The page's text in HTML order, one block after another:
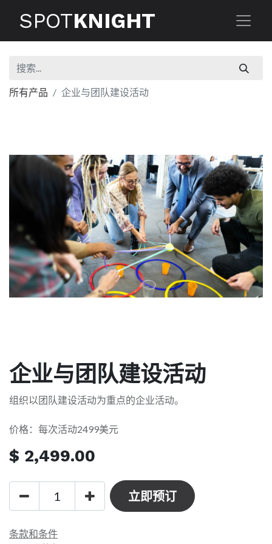
SPOTKNIGHT
所有产品 企业与团队建设活动
企业与团队建设活动
组织以团队建设活动为重点的企业活动。
价格：每次活动2499美元
$ 2,499.00
立即预订
条款和条件